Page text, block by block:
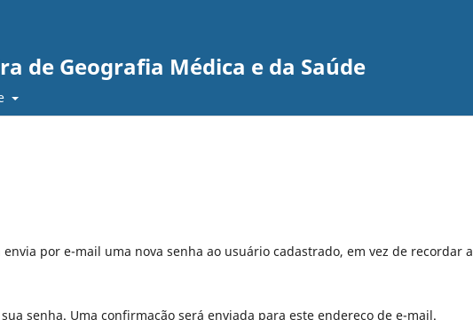
de Geografia Médica e da Saúde
por e-mail uma nova senha ao usuário cadastrado, em vez de recordar a
senha. Uma confirmação será enviada para este endereço de e-mail.